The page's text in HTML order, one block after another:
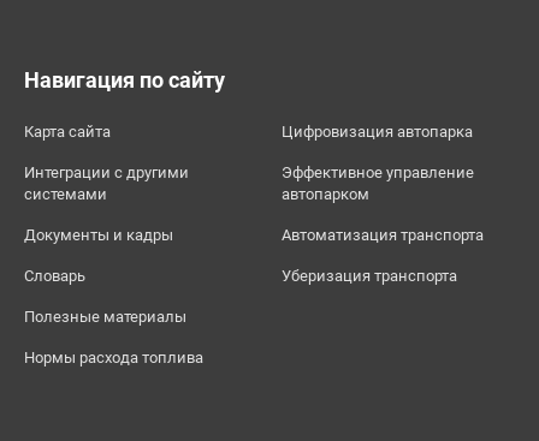
Навигация по сайту
Карта сайта
Интеграции с другими
системами
Документы и кадры
Словарь
Полезные материалы
Нормы расхода топлива
Цифровизация автопарка
Эффективное управление
автопарком
Автоматизация транспорта
Уберизация транспорта